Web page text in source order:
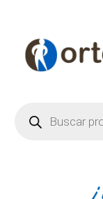
productos